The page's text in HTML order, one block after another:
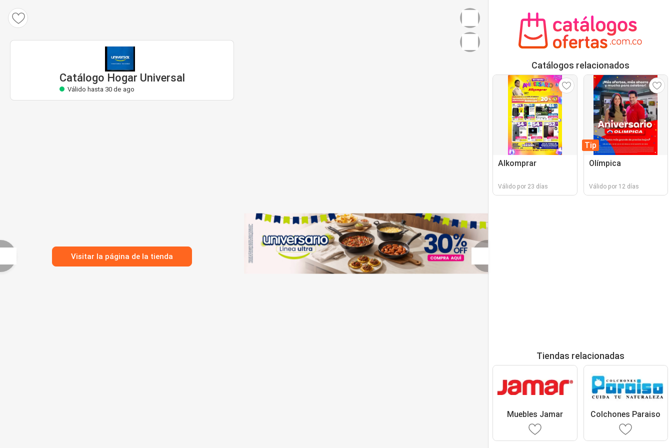
Catálogo Hogar Universal
Válido hasta 30 de ago
Visitar la página de la tienda
Catálogos relacionados
Alkomprar
Válido por 23 días
Tip
Olímpica
Válido por 12 días
Tiendas relacionadas
Muebles Jamar Colchones Paraiso